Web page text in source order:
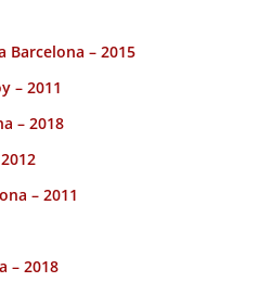
Barcelona – 2015
– 2011
– 2018
– 2011
– 2018